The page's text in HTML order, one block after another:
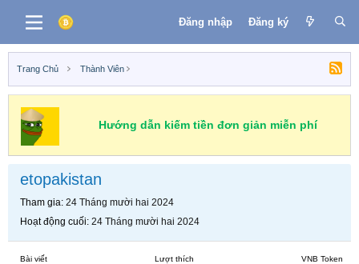
Đăng nhập Đăng ký
Trang Chủ Thành Viên
Hướng dẫn kiếm tiền đơn giản miễn phí
etopakistan
Tham gia 24 Tháng mười hai 2024
Hoạt động cuối 24 Tháng mười hai 2024
Bài viết Lượt thích VNB Token